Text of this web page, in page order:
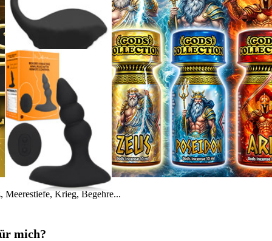
Meerestiefe, Krieg, Begehre...
mich?